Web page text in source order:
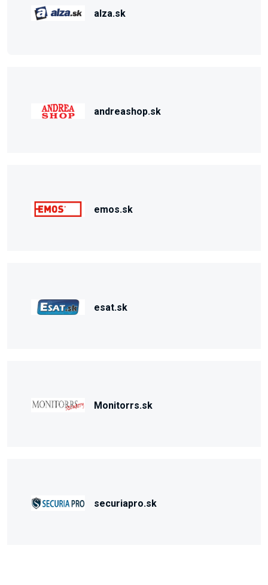
alza.sk
andreashop.sk
emos.sk
esat.sk
Monitorrs.sk
securiapro.sk